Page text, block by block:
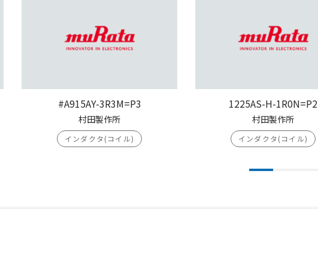
#A915AY-3R3M=P3
村田製作所
インダクタ(コイル)
1225AS-H-1R0N=P2
村田製作所
インダクタ(コイル)